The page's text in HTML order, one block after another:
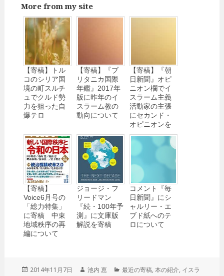
More from my site
【寄稿】トル
コのシリア国
境の町スルチ
ュでクルド勢
力を狙った自
爆テロ
【寄稿】『ブ
リタニカ国際
年鑑』2017年
版に昨年のイ
スラーム教の
動向について
【寄稿】『朝
日新聞』オピ
ニオン欄でイ
スラーム主義
活動家の主張
にセカンド・
オピニオンを
【寄稿】
Voice6月号の
「総力特集」
に寄稿 中東
地域秩序の再
編について
ジョージ・フ
リードマン
『続・100年予
測』に文庫版
解説を寄稿
コメント『毎
日新聞』にシ
ャルリー・エ
ブド紙へのテ
ロについて
投
2014年11月7日
作
池内 恵
カ
最近の寄稿,本の紹介, イスラ